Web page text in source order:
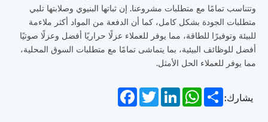
وتتناسب تمامًا مع متطلبات مشروعنا. إن ثباتها البنيوي وصلابتها تلبي
متطلبات الجودة بشكل كامل، كما أن الدفعة من المواد أكثر ملاءمة
للبيئة وتوفيرًا للطاقة، مما يوفر للعملاء عزلًا حراريًا أفضل وعزلًا صوتيًا
أفضل للوظائف البيئية، بما يتماشى تمامًا مع متطلبات السوق المحلية،
مما يوفر للعملاء الحل الأمثل.
يشارك: FacebookTwitterLinkedInWhatsAppShare